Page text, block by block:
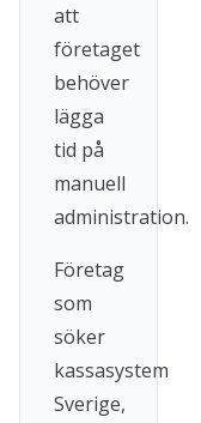
att
företaget
behöver
lägga
tid på
manuell
administration.
Företag
som
söker
kassasystem
Sverige,